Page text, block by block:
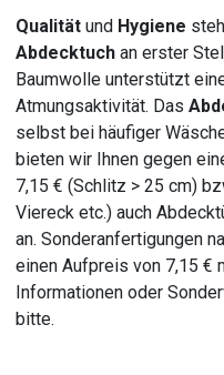
Qualität und Hygiene
Abdecktuch an erster
Baumwolle unterstützt
Atmungsaktivität. Das
selbst bei häufiger
bieten wir Ihnen gegen
7,15 € (Schlitz > 25 cm)
Viereck etc.) auch
an. Sonderanfertigungen
einen Aufpreis von 7,15 €
Informationen oder
bitte.